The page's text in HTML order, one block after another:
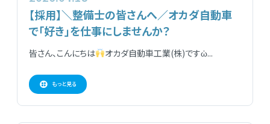
【採用】＼整備士の皆さんへ／オカダ自動車
で「好き」を仕事にしませんか？
皆さん、こんにちは オカダ自動車工業(株)ですὠ...
もっと見る